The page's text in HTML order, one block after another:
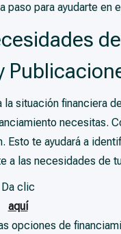
paso para ayudarte en
situación financiera
necesitas.
Esto te ayudará a
a las necesidades de
Da clic
aquí
opciones de